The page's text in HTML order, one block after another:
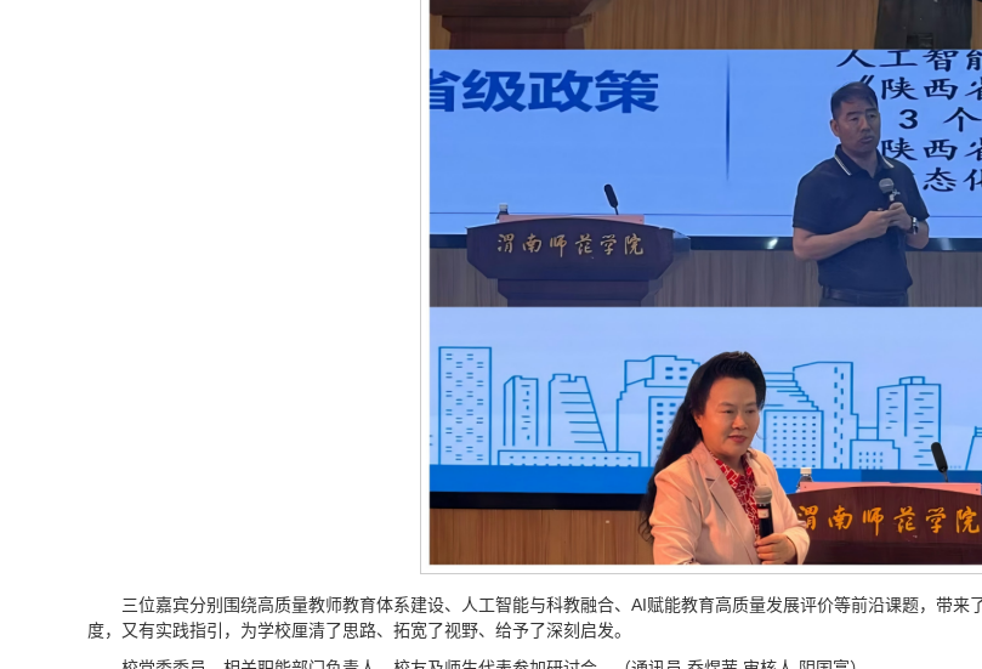
三位嘉宾分别围绕高质量教师教育体系建设、人工智能与科教融合、AI赋能教育高质量发展评价等前沿课题，带
度，又有实践指引，为学校厘清了思路、拓宽了视野、给予了深刻启发。